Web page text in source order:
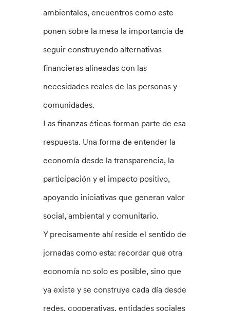
ambientales, encuentros como este
ponen sobre la mesa la importancia de
seguir construyendo alternativas
financieras alineadas con las
necesidades reales de las personas y
comunidades.
Las finanzas éticas forman parte de esa
respuesta. Una forma de entender la
economía desde la transparencia, la
participación y el impacto positivo,
apoyando iniciativas que generan valor
social, ambiental y comunitario.
Y precisamente ahí reside el sentido de
jornadas como esta: recordar que otra
economía no solo es posible, sino que
ya existe y se construye cada día desde
redes, cooperativas, entidades sociales